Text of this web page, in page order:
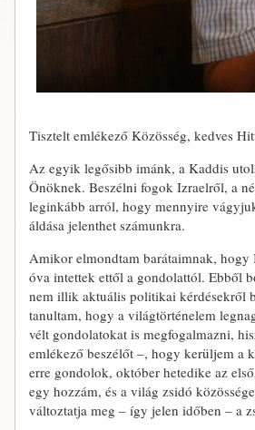
Tisztelt emlékező Közösség, kedves
Az egyik legősibb imánk, a Kaddis
Önöknek. Beszélni fogok Izraelről, a
leginkább arról, hogy mennyire
áldása jelenthet számunkra.
Amikor elmondtam barátaimnak, hogy
óva intettek ettől a gondolattól. Ebből
nem illik aktuális politikai kérdésekről
tanultam, hogy a világtörténelem
vélt gondolatokat is megfogalmazni,
emlékező beszélőt –, hogy kerüljem a
erre gondolok, október hetedike az
egy hozzám, és a világ zsidó
változtatja meg – így jelen időben – a